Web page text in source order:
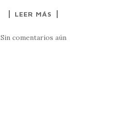
LEER MÁS
Sin comentarios aún